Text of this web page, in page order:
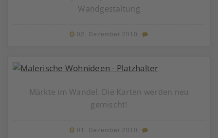
Wandgestaltung
02. Dezember 2010
Märkte im Wandel. Die Karten werden neu
gemischt!
01. Dezember 2010